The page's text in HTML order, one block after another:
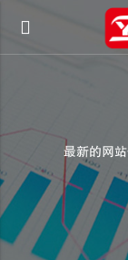
最新的网